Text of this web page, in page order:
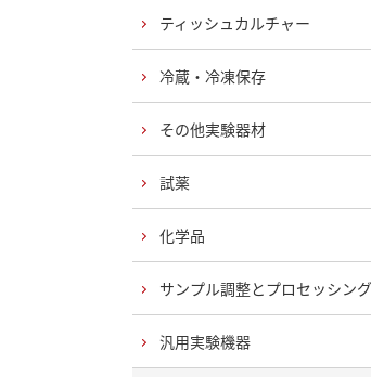
ティッシュカルチャー
冷蔵・冷凍保存
その他実験器材
試薬
化学品
サンプル調整とプロセッシング
汎用実験機器